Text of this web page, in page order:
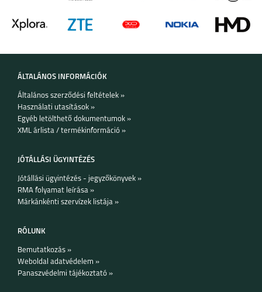
ÁLTALÁNOS INFORMÁCIÓK
Általános szerződési feltételek »
Használati utasítások »
Egyéb letölthető dokumentumok »
XML árlista / termékinformáció »
JÓTÁLLÁSI ÜGYINTÉZÉS
Jótállási ügyintézés - jegyzőkönyvek »
RMA folyamat leírása »
Márkánkénti szervízek listája »
RÓLUNK
Bemutatkozás »
Weboldal adatvédelem »
Panaszvédelmi tájékoztató »